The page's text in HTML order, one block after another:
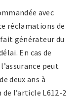
avec
réclamations de
générateur du
En cas de
peut
deux ans à
l’article L612-2